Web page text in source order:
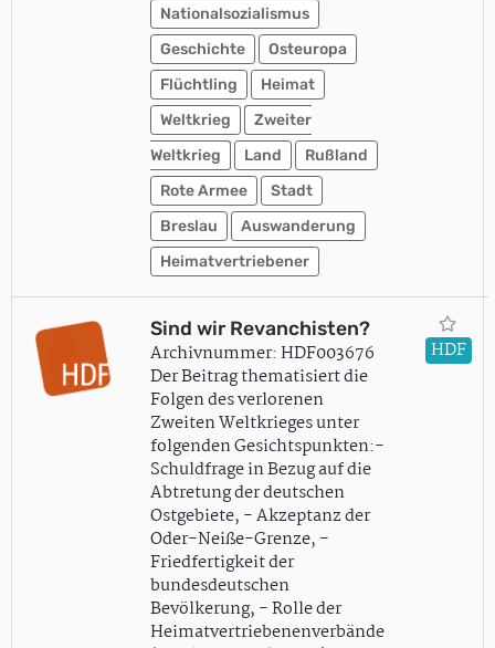
Nationalsozialismus
Geschichte
Osteuropa
Flüchtling
Heimat
Weltkrieg
Zweiter
Weltkrieg
Land
Rußland
Rote Armee
Stadt
Breslau
Auswanderung
Heimatvertriebener
Sind wir Revanchisten?
Archivnummer: HDF003676
Der Beitrag thematisiert die
Folgen des verlorenen
Zweiten Weltkrieges unter
folgenden Gesichtspunkten:-
Schuldfrage in Bezug auf die
Abtretung der deutschen
Ostgebiete, - Akzeptanz der
Oder-Neiße-Grenze, -
Friedfertigkeit der
bundesdeutschen
Bevölkerung, - Rolle der
Heimatvertriebenenverbände
HDF